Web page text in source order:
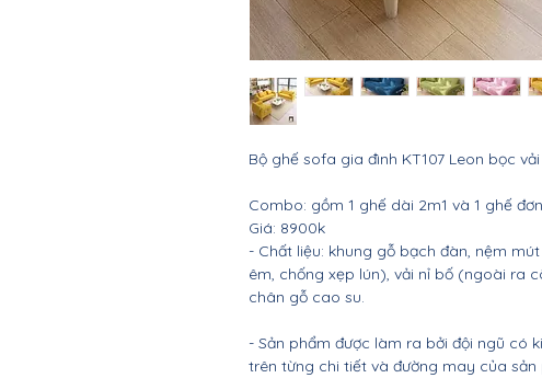
Bộ ghế sofa gia đình KT107 Leon bọc
Combo: gồm 1 ghế dài 2m1 và 1 ghế
Giá: 8900k
- Chất liệu: khung gỗ bạch đàn, nệm
êm, chống xẹp lún), vải nỉ bố (ngoài ra
chân gỗ cao su.
- Sản phẩm được làm ra bởi đội ngũ có
trên từng chi tiết và đường may của sản